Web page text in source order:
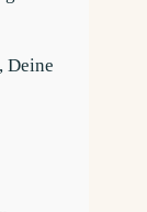
Deine